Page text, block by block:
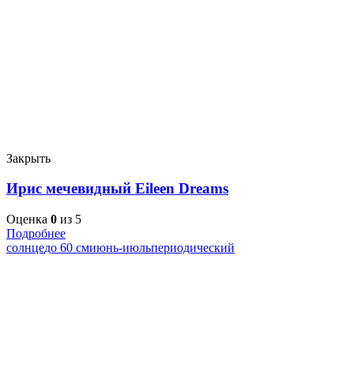
Закрыть
Ирис мечевидный Eileen Dreams
Оценка 0 из 5
Подробнее
солнцедо 60 смиюнь-июльпериодический